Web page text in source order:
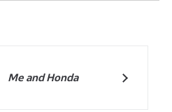
Me and Honda